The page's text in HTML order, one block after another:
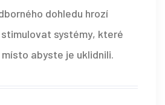
dohledu hrozí
systémy, které
abyste je uklidnili.